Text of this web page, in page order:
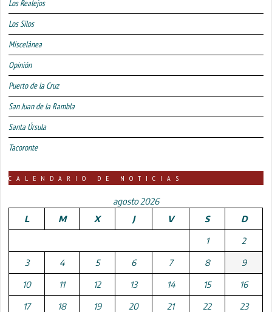
Los Realejos
Los Silos
Miscelánea
Opinión
Puerto de la Cruz
San Juan de la Rambla
Santa Úrsula
Tacoronte
CALENDARIO DE NOTICIAS
agosto 2026
L
M X J V S D
1 2
3 4 5 6 7 8 9
10 11 12 13 14 15 16
17 18 19 20 21 22 23